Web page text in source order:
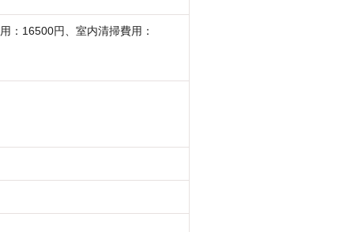
：16500円、室内清掃費用：